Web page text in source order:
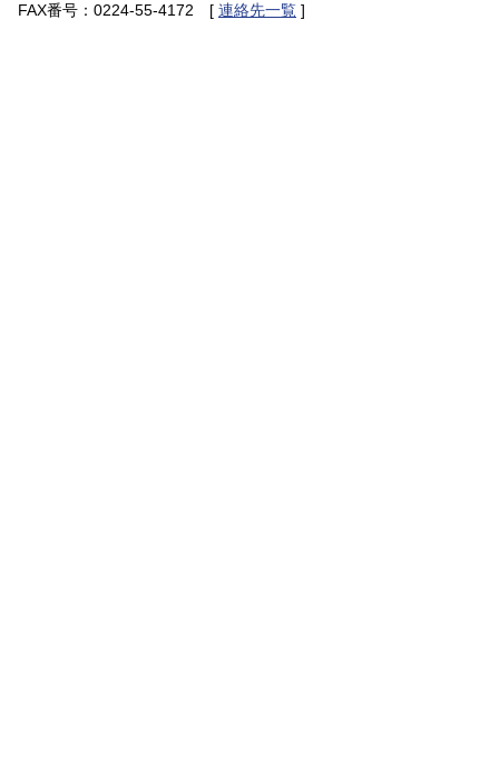
FAX番号：0224-55-4172 [ 連絡先一覧 ]